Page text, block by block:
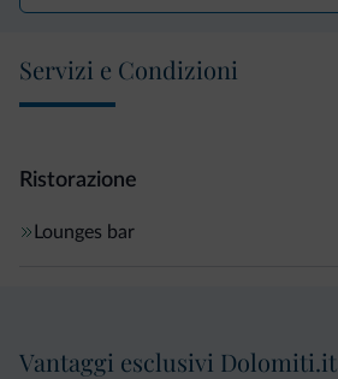
presso il bar.
Servizi e Condizioni
Ristorazione
Lounges bar
Vantaggi esclusivi Dolomiti.it